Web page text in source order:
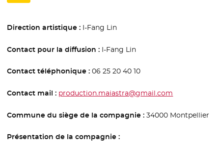
Direction artistique : I-Fang Lin
Contact pour la diffusion : I-Fang Lin
Contact téléphonique :06 25 20 40 10
Contact mail : production.maiastra@gmail.com
Commune du siège de la compagnie :34000 Montpellier
Présentation de la compagnie :